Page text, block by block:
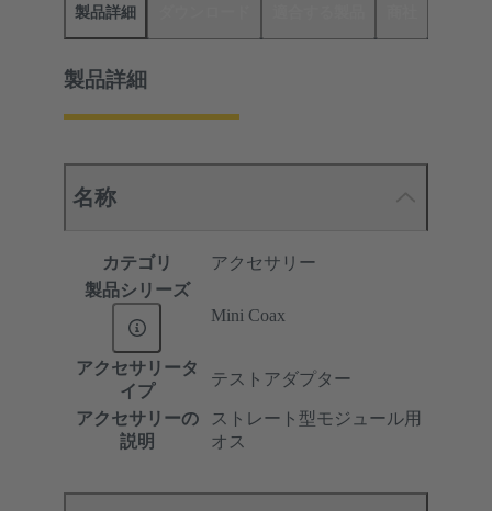
製品詳細
製品詳細
名称
カテゴリ
アクセサリー
製品シリーズ
Mini Coax
アクセサリータ
イプ
テストアダプター
アクセサリーの
説明
ストレート型モジュール用
オス